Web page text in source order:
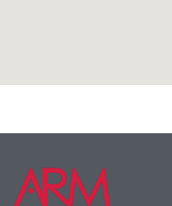
профили
Товары